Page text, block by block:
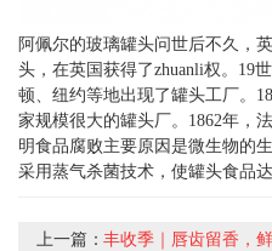
阿佩尔的玻璃罐头问世后不久，
头，在英国获得了zhuanli权。19
顿、纽约等地出现了罐头工厂。
家规模很大的罐头厂。1862年，
明食品腐败主要原因是微生物的
采用蒸气杀菌技术，使罐头食品
上一篇：丰收季｜唇齿留香，